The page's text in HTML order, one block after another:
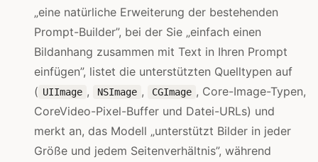
„eine natürliche Erweiterung der bestehenden
Prompt-Builder”, bei der Sie „einfach einen
Bildanhang zusammen mit Text in Ihren Prompt
einfügen”, listet die unterstützten Quelltypen auf
( UIImage , NSImage , CGImage , Core-Image-Typen,
CoreVideo-Pixel-Buffer und Datei-URLs) und
merkt an, das Modell „unterstützt Bilder in jeder
Größe und jedem Seitenverhältnis”, während